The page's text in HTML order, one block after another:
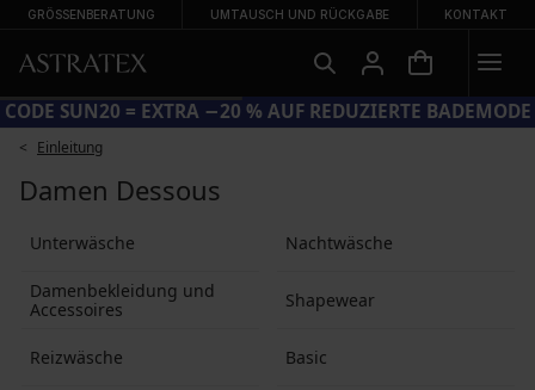
GRÖSSENBERATUNG UMTAUSCH UND RÜCKGABE KONTAKT
CODE SUN20 = EXTRA −20 % AUF REDUZIERTE BADEMODE
Einleitung
Damen Dessous
Unterwäsche Nachtwäsche
Damenbekleidung und
Accessoires
Shapewear
Reizwäsche Basic